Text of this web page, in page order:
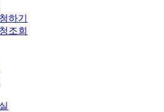
하기
조회